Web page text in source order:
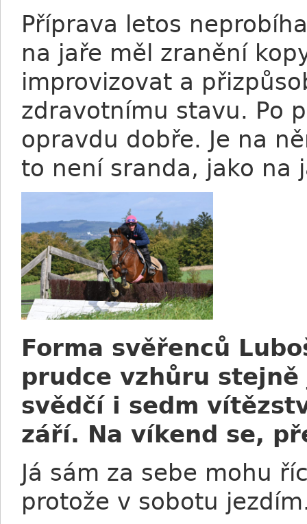
Příprava letos
na jaře měl zranění
improvizovat a
zdravotnímu stavu. Po
opravdu dobře. Je na
to není sranda, jako na
Forma svěřenců
prudce vzhůru
svědčí i sedm
září. Na víkend se,
Já sám za sebe mohu
protože v sobotu